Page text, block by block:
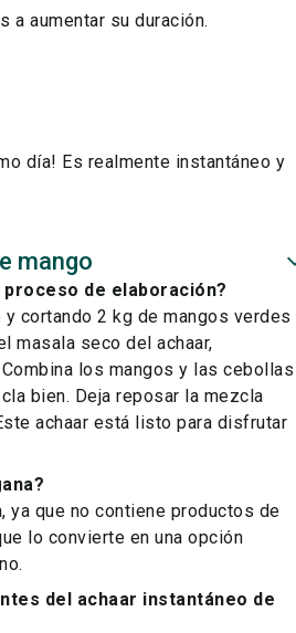
a aumentar su duración.
día! Es realmente instantáneo y
mango
de elaboración?
cortando 2 kg de mangos verdes
masala seco del achaar,
los mangos y las cebollas
bien. Deja reposar la mezcla
achaar está listo para disfrutar
ya que no contiene productos de
lo convierte en una opción
del achaar instantáneo de